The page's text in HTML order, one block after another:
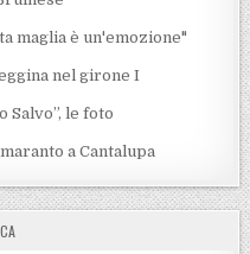
maglia è un'emozione"
nel girone I
Salvo”, le foto
a Cantalupa
IN